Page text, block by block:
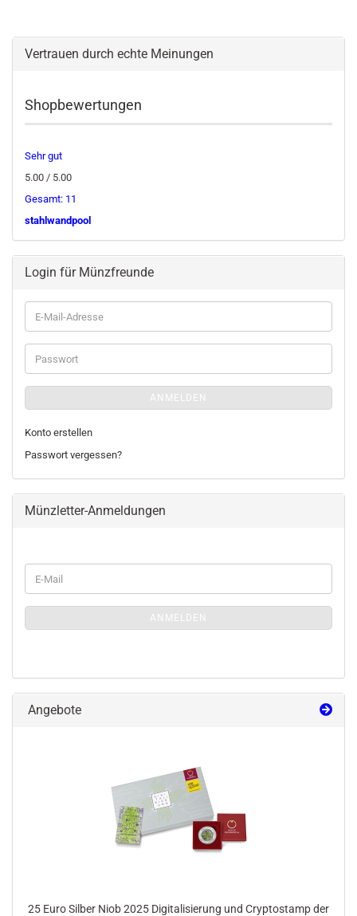
Vertrauen durch echte Meinungen
Shopbewertungen
Sehr gut
5.00 / 5.00
Gesamt: 11
stahlwandpool
Login für Münzfreunde
E-
Mail-
Adresse
Passwort
ANMELDEN
Konto erstellen
Passwort vergessen?
Münzletter-Anmeldungen
WEITER
ZUR
E-
Mail
ANMELDEN
Angebote
25 Euro Silber Niob 2025 Digitalisierung und Cryptostamp der